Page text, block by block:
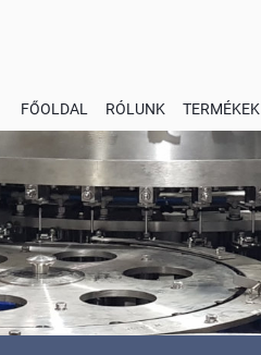
FŐOLDAL RÓLUNK TERMÉKEK